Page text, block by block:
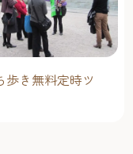
歩き無料定時ツ